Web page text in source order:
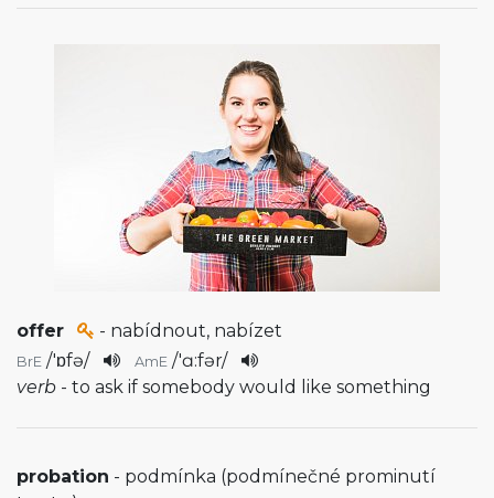
offer - nabídnout, nabízet
BrE /'ɒfə/ AmE /'ɑ:fər/
verb - to ask if somebody would like something
probation - podmínka (podmínečné prominutí